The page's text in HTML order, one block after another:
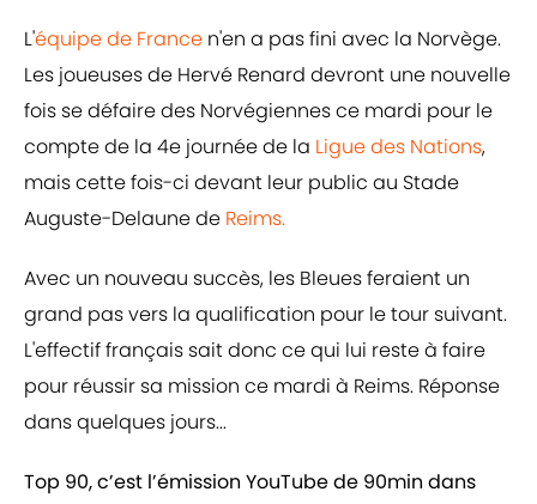
L'équipe de France n'en a pas fini avec la Norvège.
Les joueuses de Hervé Renard devront une nouvelle
fois se défaire des Norvégiennes ce mardi pour le
compte de la 4e journée de la Ligue des Nations,
mais cette fois-ci devant leur public au Stade
Auguste-Delaune de Reims.
Avec un nouveau succès, les Bleues feraient un
grand pas vers la qualification pour le tour suivant.
L'effectif français sait donc ce qui lui reste à faire
pour réussir sa mission ce mardi à Reims. Réponse
dans quelques jours...
Top 90, c’est l’émission YouTube de 90min dans